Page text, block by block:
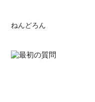
ねんどろん